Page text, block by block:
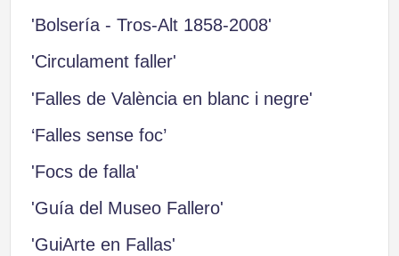
'Bolsería - Tros-Alt 1858-2008'
'Circulament faller'
'Falles de València en blanc i negre'
‘Falles sense foc’
'Focs de falla'
'Guía del Museo Fallero'
'GuiArte en Fallas'